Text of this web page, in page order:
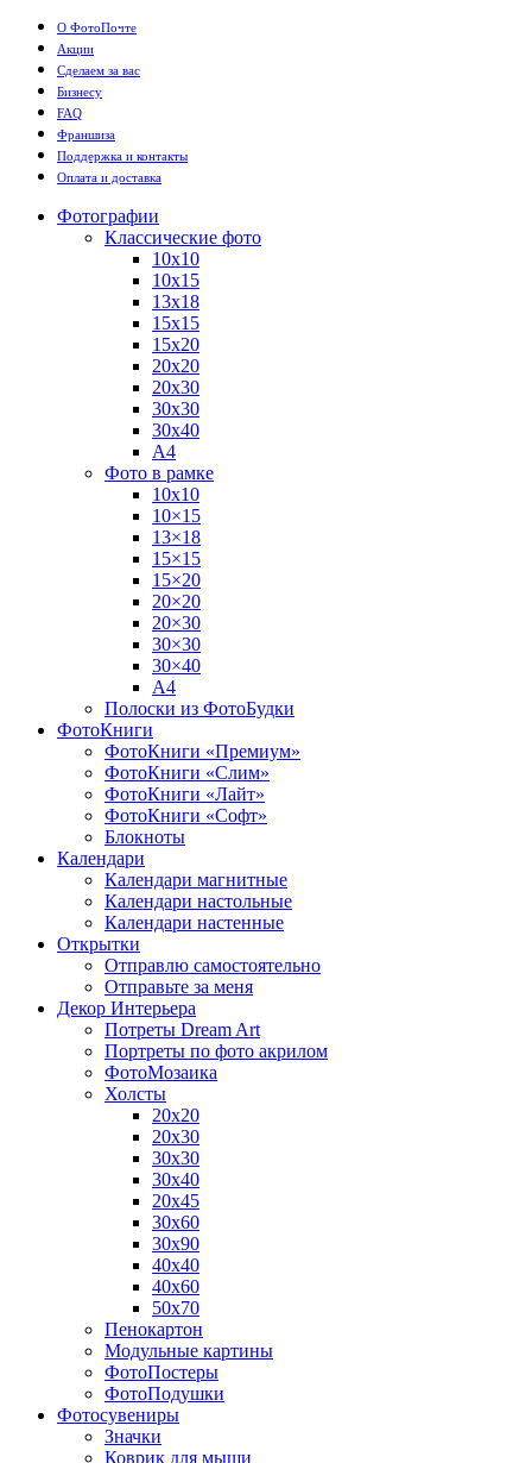
О ФотоПочте
Акции
Сделаем за вас
Бизнесу
FAQ
Франшиза
Поддержка и контакты
Оплата и доставка
Фотографии
Классические фото
10х10
10х15
13х18
15х15
15х20
20х20
20х30
30х30
30х40
А4
Фото в рамке
10х10
10×15
13×18
15×15
15×20
20×20
20×30
30×30
30×40
A4
Полоски из ФотоБудки
ФотоКниги
ФотоКниги «Премиум»
ФотоКниги «Слим»
ФотоКниги «Лайт»
ФотоКниги «Софт»
Блокноты
Календари
Календари магнитные
Календари настольные
Календари настенные
Открытки
Отправлю самостоятельно
Отправьте за меня
Декор Интерьера
Потреты Dream Art
Портреты по фото акрилом
ФотоМозаика
Холсты
20х20
20х30
30х30
30х40
20х45
30х60
30х90
40х40
40х60
50х70
Пенокартон
Модульные картины
ФотоПостеры
ФотоПодушки
Фотоcувениры
Значки
Коврик для мыши